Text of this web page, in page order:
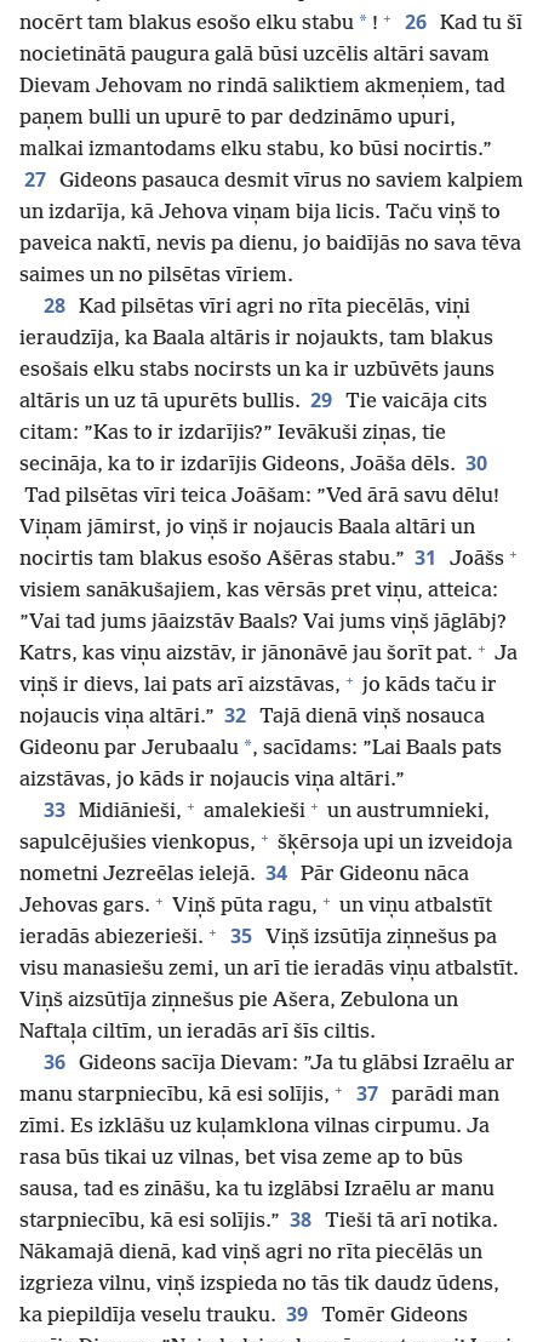
nocērt tam blakus esošo elku stabu * ! + 26 Kad tu šī
nocietinātā paugura galā būsi uzcēlis altāri savam
Dievam Jehovam no rindā saliktiem akmeņiem, tad
paņem bulli un upurē to par dedzināmo upuri,
malkai izmantodams elku stabu, ko būsi nocirtis.”
27 Gideons pasauca desmit vīrus no saviem kalpiem
un izdarīja, kā Jehova viņam bija licis. Taču viņš to
paveica naktī, nevis pa dienu, jo baidījās no sava tēva
saimes un no pilsētas vīriem.
28 Kad pilsētas vīri agri no rīta piecēlās, viņi
ieraudzīja, ka Baala altāris ir nojaukts, tam blakus
esošais elku stabs nocirsts un ka ir uzbūvēts jauns
altāris un uz tā upurēts bullis. 29 Tie vaicāja cits
citam: ”Kas to ir izdarījis?” Ievākuši ziņas, tie
secināja, ka to ir izdarījis Gideons, Joāša dēls. 30
Tad pilsētas vīri teica Joāšam: ”Ved ārā savu dēlu!
Viņam jāmirst, jo viņš ir nojaucis Baala altāri un
nocirtis tam blakus esošo Ašēras stabu.” 31 Joāšs +
visiem sanākušajiem, kas vērsās pret viņu, atteica:
”Vai tad jums jāaizstāv Baals? Vai jums viņš jāglābj?
Katrs, kas viņu aizstāv, ir jānonāvē jau šorīt pat. + Ja
viņš ir dievs, lai pats arī aizstāvas, + jo kāds taču ir
nojaucis viņa altāri.” 32 Tajā dienā viņš nosauca
Gideonu par Jerubaalu *, sacīdams: ”Lai Baals pats
aizstāvas, jo kāds ir nojaucis viņa altāri.”
33 Midiānieši, + amalekieši + un austrumnieki,
sapulcējušies vienkopus, + šķērsoja upi un izveidoja
nometni Jezreēlas ielejā. 34 Pār Gideonu nāca
Jehovas gars. + Viņš pūta ragu, + un viņu atbalstīt
ieradās abiezerieši. + 35
Viņš izsūtīja ziņnešus pa
visu manasiešu zemi, un arī tie ieradās viņu atbalstīt.
Viņš aizsūtīja ziņnešus pie Ašera, Zebulona un
Naftaļa ciltīm, un ieradās arī šīs ciltis.
36 Gideons sacīja Dievam: ”Ja tu glābsi Izraēlu ar
manu starpniecību, kā esi solījis, + 37 parādi man
zīmi. Es izklāšu uz kuļamklona vilnas cirpumu. Ja
rasa būs tikai uz vilnas, bet visa zeme ap to būs
sausa, tad es zināšu, ka tu izglābsi Izraēlu ar manu
starpniecību, kā esi solījis.” 38 Tieši tā arī notika.
Nākamajā dienā, kad viņš agri no rīta piecēlās un
izgrieza vilnu, viņš izspieda no tās tik daudz ūdens,
ka piepildīja veselu trauku. 39 Tomēr Gideons